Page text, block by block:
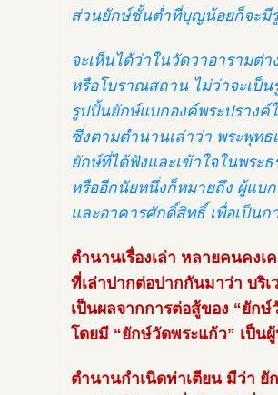
ส่วนยักษ์ชั้นต่ำที่บุญน้อยก็จะมี
จะเห็นได้ว่าในวัดวาอารามต่
หรือโบราณสถาน ไม่ว่าจะเป็
รูปปั้นยักษ์แบกองค์พระปรางค์
ซึ่งตามตำนานเล่าว่า พระพุท
ยักษ์ที่ได้ฟังและเข้าใจในพระ
หรืออีกนัยหนึ่งก็หมายถึง ผู้แบ
และอาคารศักดิ์สิทธิ์ เพื่อเป็น
ตำนานเรื่องเล่า หลายคนคง
ที่เล่าปากต่อปากกันมาว่า บริ
เป็นผลจากการต่อสู้ของ “ยัก
โดยมี “ยักษ์วัดพระแก้ว” เป็น
ตำนานกำเนิดท่าเตียน มีว่า